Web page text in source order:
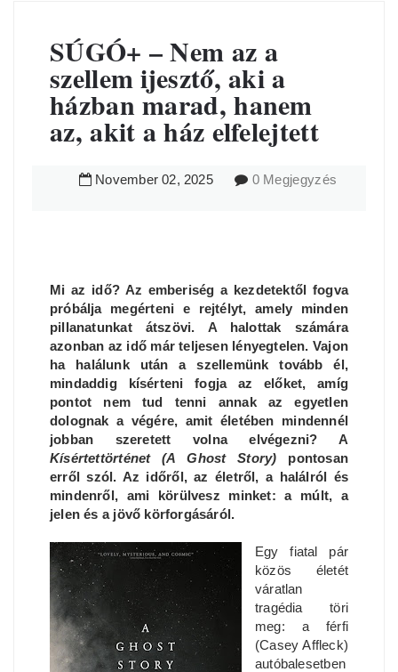
SÚGÓ+ – Nem az a
szellem ijesztő, aki a
házban marad, hanem
az, akit a ház elfelejtett
November 02, 2025 0 Megjegyzés
Mi az idő? Az emberiség a kezdetektől fogva
próbálja megérteni e rejtélyt, amely minden
pillanatunkat átszövi. A halottak számára
azonban az idő már teljesen lényegtelen. Vajon
ha halálunk után a szellemünk tovább él,
mindaddig kísérteni fogja az előket, amíg
pontot nem tud tenni annak az egyetlen
dolognak a végére, amit életében mindennél
jobban szeretett volna elvégezni? A
Kísértettörténet (A Ghost Story) pontosan
erről szól. Az időről, az életről, a halálról és
mindenről, ami körülvesz minket: a múlt, a
jelen és a jövő körforgásáról.
Egy fiatal pár
közös életét
váratlan
tragédia töri
meg: a férfi
(Casey Affleck)
autóbalesetben